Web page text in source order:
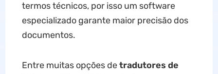
termos técnicos, por isso um software
especializado garante maior precisão dos
documentos.
Entre muitas opções detradutores de